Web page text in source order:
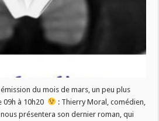
2020
–
09h/10h20
du mois de mars, un peu plus
09h à 10h20
: Thierry Moral, comédien,
présentera son dernier roman, qui